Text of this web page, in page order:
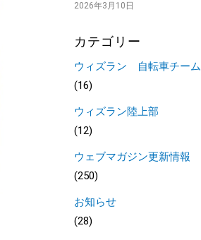
2026年3月10日
カテゴリー
ウィズラン 自転車チーム
(16)
ウィズラン陸上部
(12)
ウェブマガジン更新情報
(250)
お知らせ
(28)